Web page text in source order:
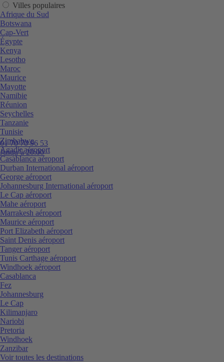
01 70 70 96 53
Jusqu’à 20:00
Villes populaires
Afrique du Sud
Botswana
Cap-Vert
Égypte
Kenya
Lesotho
Maroc
Maurice
Mayotte
Namibie
Réunion
Seychelles
Tanzanie
Tunisie
Zimbabwe
Agadir aéroport
Casablanca aéroport
Durban International aéroport
George aéroport
Johannesburg International aéroport
Le Cap aéroport
Mahe aéroport
Marrakesh aéroport
Maurice aéroport
Port Elizabeth aéroport
Saint Denis aéroport
Tanger aéroport
Tunis Carthage aéroport
Windhoek aéroport
Casablanca
Fez
Johannesburg
Le Cap
Kilimanjaro
Nariobi
Pretoria
Windhoek
Zanzibar
Voir toutes les destinations